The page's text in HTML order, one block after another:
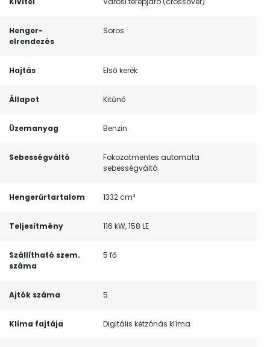
Henger-
elrendezés
Soros
Hajtás Első kerék
Állapot Kitűnő
Üzemanyag Benzin
Sebességváltó
Fokozatmentes automata
sebességváltó
Hengerűrtartalom 1332 cm³
Teljesítmény 116 kW, 158 LE
Szállítható szem.
száma
5 fő
Ajtók száma 5
Klíma fajtája Digitális kétzónás klíma